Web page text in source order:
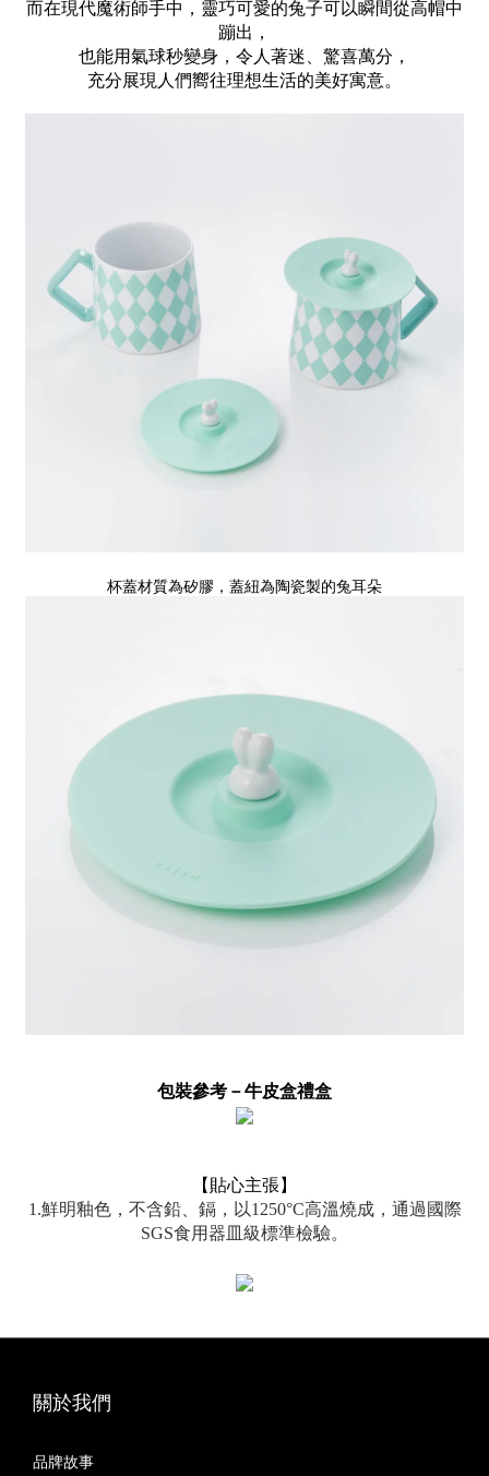
而在現代魔術師手中，靈巧可愛的兔子可以瞬間從高帽中
蹦出，
也能用氣球秒變身，令人著迷、驚喜萬分，
充分展現人們嚮往理想生活的美好寓意。
杯蓋材質為矽膠，蓋紐為陶瓷製的兔耳朵
包裝參考－牛皮盒禮盒
【貼心主張】
1.鮮明釉色，不含鉛、鎘，以1250°C高溫燒成，通過國際
SGS食用器皿級標準檢驗。
關於我們
品牌故事